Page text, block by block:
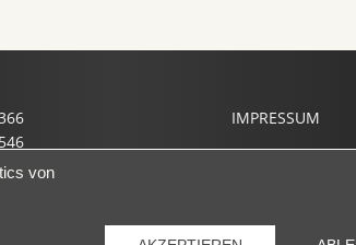
IMPRESSUM
von